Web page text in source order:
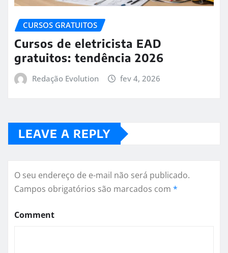
CURSOS GRATUITOS
Cursos de eletricista EAD
gratuitos: tendência 2026
Redação Evolution fev 4, 2026
LEAVE A REPLY
O seu endereço de e-mail não será publicado.
Campos obrigatórios são marcados com *
Comment